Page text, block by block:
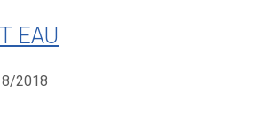
EAU
2018